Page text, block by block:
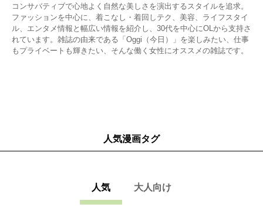
コンサバティブで心地よく自然な美しさを演出するスタイルを追求。
ファッションを中心に、着こなし・着回しテク、美容、ライフスタイ
ル、エンタメ情報と幅広い情報を紹介し、30代を中心にOLから支持さ
れています。雑誌の由来である「Oggi（今日）」を楽しみたい、仕事
もプライベートも輝きたい、そんな働く女性にオススメの雑誌です。
人気漫画タグ
人気 大人向け